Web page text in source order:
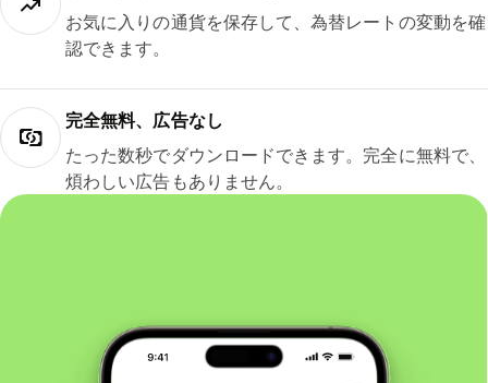
お気に入りの通貨を保存して、為替レートの変動を確
認できます。
完全無料、広告なし
たった数秒でダウンロードできます。完全に無料で、
煩わしい広告もありません。